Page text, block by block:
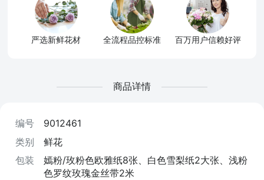
严选新鲜花材 全流程品控标准 百万用户信赖好评
商品详情
编号
9012461
类别
鲜花
包装
嫣粉/玫粉色欧雅纸8张、白色雪梨纸2大张、浅粉
色罗纹玫瑰金丝带2米